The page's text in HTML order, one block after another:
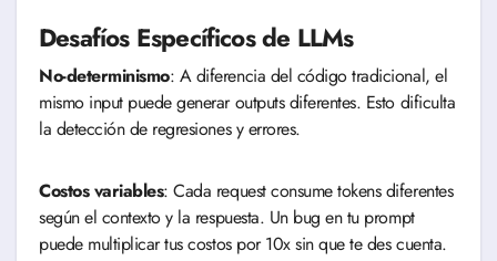
Desafíos Específicos de LLMs
No-determinismo: A diferencia del código tradicional, el
mismo input puede generar outputs diferentes. Esto dificulta
la detección de regresiones y errores.
Costos variables: Cada request consume tokens diferentes
según el contexto y la respuesta. Un bug en tu prompt
puede multiplicar tus costos por 10x sin que te des cuenta.